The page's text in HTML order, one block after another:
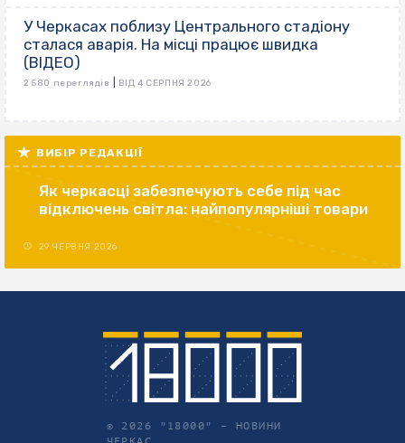
У Черкасах поблизу Центрального стадіону
сталася аварія. На місці працює швидка
(ВІДЕО)
2 580 переглядів ВІД 4 СЕРПНЯ 2026
ВИБІР РЕДАКЦІЇ
Як черкасці забезпечують себе під час
відключень світла: найпопулярніші товари
29 ЧЕРВНЯ 2026
© 2026 "18000" – НОВИНИ